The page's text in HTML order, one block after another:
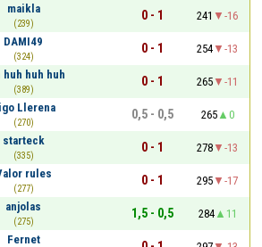
maikla
(239)
0 - 1 241
-16
DAMI49
(324)
0 - 1 254
-13
huh huh huh
(389)
0 - 1 265
-11
Llerena
(270)
0,5 - 0,5 265
0
starteck
(335)
0 - 1 278
-13
rules
(277)
0 - 1 295
-17
anjolas
(275)
1,5 - 0,5 284
11
Fernet